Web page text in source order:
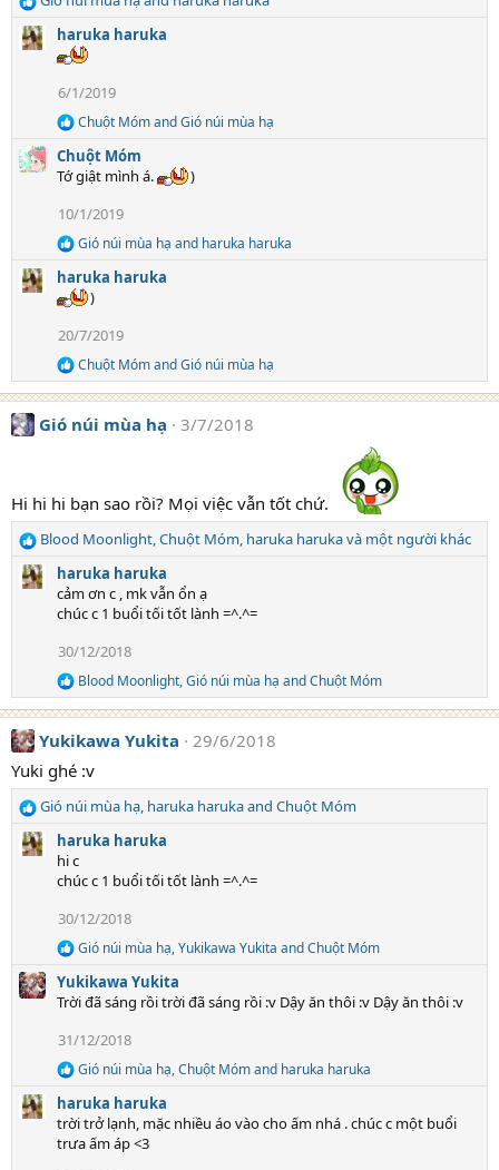
n
s
:
R
e
a
n
s
haruka haruka
6/1/2019
R
e
a
c
o
n
s
Chuột MómandGió núi mùa hạ
Chuột Móm
Tớ giật mình á.
)
10/1/2019
R
e
a
c
i
o
n
s
Gió núi mùa hạ and haruka haruka
haruka haruka
)
20/7/2019
R
e
a
c
n
s
:
Chuột MómandGió núi mùa hạ
Gió núi mùa hạ 3/7/2018
Hi hi hi bạn sao rồi? Mọi việc vẫn tốt chứ.
R
e
a
s
:
Blood Moonlight,Chuột Móm, haruka harukavà một người khác
haruka haruka
cảm ơn c , mk vẫn ổn ạ
chúc c 1 buổi tối tốt lành =^.^=
30/12/2018
R
e
a
c
i
n
s
:
Blood Moonlight,Gió núi mùa hạ andChuột Móm
Yukikawa Yukita
29/6/2018
Yuki ghé :v
R
e
a
s
:
Gió núi mùa hạ, haruka harukaand Chuột Móm
haruka haruka
hi c
chúc c 1 buổi tối tốt lành =^.^=
30/12/2018
R
e
a
c
i
o
n
s
:
Gió núi mùa hạ,Yukikawa Yukita andChuột Móm
Yukikawa Yukita
Trời đã sáng rồi trời đã sáng rồi :v Dậy ăn thôi :v Dậy ăn thôi :v
31/12/2018
R
e
a
c
t
Gió núi mùa hạ,Chuột Mómand haruka haruka
haruka haruka
trời trở lạnh, mặc nhiều áo vào cho ấm nhá . chúc c một buổi
trưa ấm áp <3